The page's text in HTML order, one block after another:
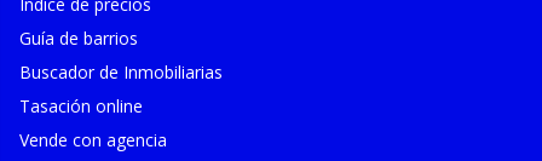
Guía de barrios
Buscador de Inmobiliarias
Tasación online
Vende con agencia